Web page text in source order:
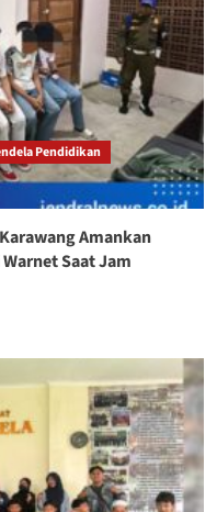
Pendidikan
Amankan
Saat Jam